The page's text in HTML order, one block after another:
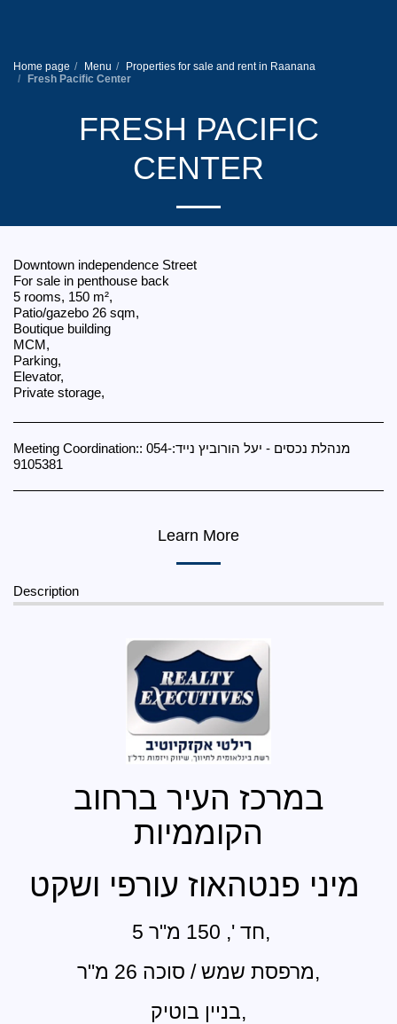
Home page Menu
Properties for sale and rent in Raanana
Fresh Pacific Center
FRESH PACIFIC
CENTER
Downtown independence Street
For sale in penthouse back
5 rooms, 150 m²,
Patio/gazebo 26 sqm,
Boutique building
MCM,
Parking,
Elevator,
Private storage,
Meeting Coordination:: מנהלת נכסים - יעל הורוביץ נייד:054-
9105381
Learn More
Description
במרכז העיר ברחוב
הקוממיות
5 חד ', 150 מ"ר,
מרפסת שמש / סוכה 26 מ"ר,
בניין בוטיק,